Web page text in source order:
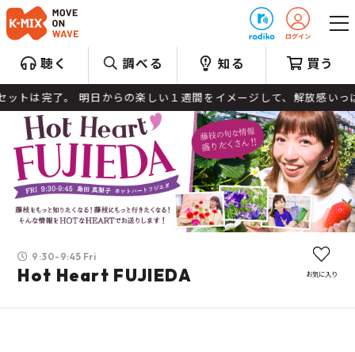
聴く 調べる 知る 買う
完了。 明日からの楽しい１週間をイメージして、解放感いっ
9:30-9:45 Fri
Hot Heart FUJIEDA お気に入り